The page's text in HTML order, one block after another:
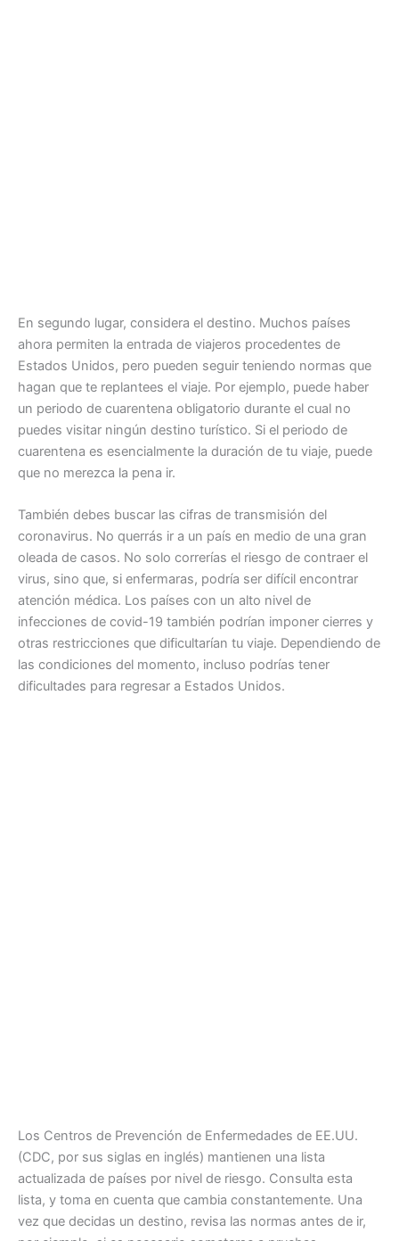
En segundo lugar, considera el destino. Muchos países
ahora permiten la entrada de viajeros procedentes de
Estados Unidos, pero pueden seguir teniendo normas que
hagan que te replantees el viaje. Por ejemplo, puede haber
un periodo de cuarentena obligatorio durante el cual no
puedes visitar ningún destino turístico. Si el periodo de
cuarentena es esencialmente la duración de tu viaje, puede
que no merezca la pena ir.
También debes buscar las cifras de transmisión del
coronavirus. No querrás ir a un país en medio de una gran
oleada de casos. No solo correrías el riesgo de contraer el
virus, sino que, si enfermaras, podría ser difícil encontrar
atención médica. Los países con un alto nivel de
infecciones de covid-19 también podrían imponer cierres y
otras restricciones que dificultarían tu viaje. Dependiendo de
las condiciones del momento, incluso podrías tener
dificultades para regresar a Estados Unidos.
Los Centros de Prevención de Enfermedades de EE.UU.
(CDC, por sus siglas en inglés) mantienen una lista
actualizada de países por nivel de riesgo. Consulta esta
lista, y toma en cuenta que cambia constantemente. Una
vez que decidas un destino, revisa las normas antes de ir,